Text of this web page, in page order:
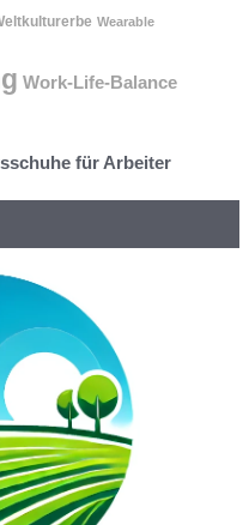
Wearable
Work-Life-Balance
für Arbeiter